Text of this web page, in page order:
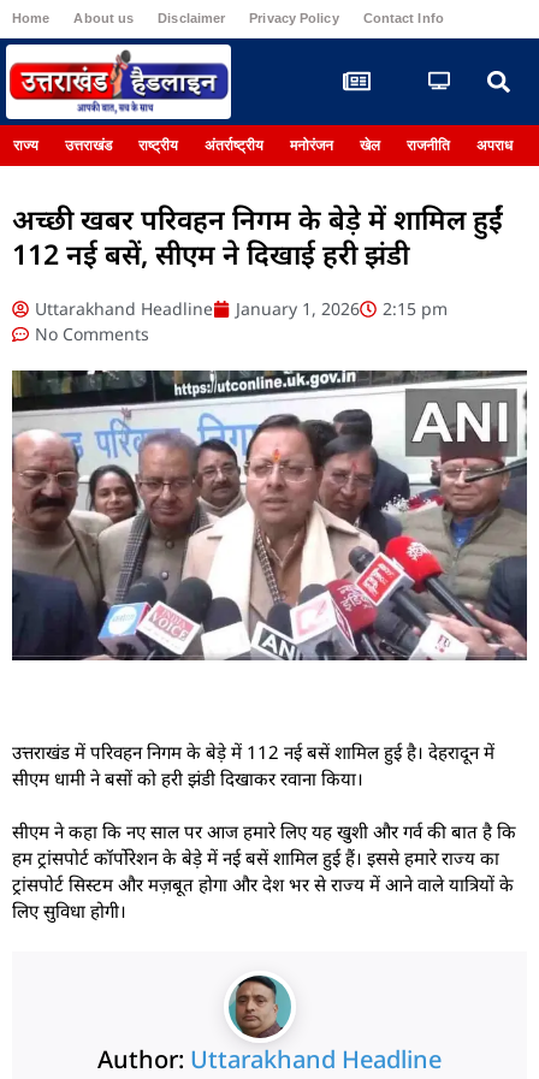
Home About us Disclaimer Privacy Policy Contact Info
राज्य उत्तराखंड राष्ट्रीय अंतर्राष्ट्रीय मनोरंजन खेल राजनीति अपराध
अच्छी खबर परिवहन निगम के बेड़े में शामिल हुईं
112 नई बसें, सीएम ने दिखाई हरी झंडी
Uttarakhand Headline January 1, 2026
2:15 pm
No Comments
उत्तराखंड में परिवहन निगम के बेड़े में 112 नई बसें शामिल हुई है। देहरादून में
सीएम धामी ने बसों को हरी झंडी दिखाकर रवाना किया।
सीएम ने कहा कि नए साल पर आज हमारे लिए यह खुशी और गर्व की बात है कि
हम ट्रांसपोर्ट कॉर्पोरेशन के बेड़े में नई बसें शामिल हुई हैं। इससे हमारे राज्य का
ट्रांसपोर्ट सिस्टम और मज़बूत होगा और देश भर से राज्य में आने वाले यात्रियों के
लिए सुविधा होगी।
Author: Uttarakhand Headline